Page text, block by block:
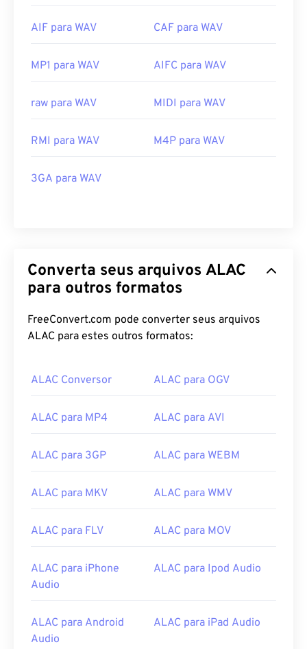
00 00 00
00
00
00
00
00 00 00
00
00
00
00
AIF para WAV CAF para WAV
MP1 para WAV AIFC para WAV
raw para WAV MIDI para WAV
RMI para WAV M4P para WAV
3GA para WAV
Converta seus arquivos ALAC
para outros formatos
FreeConvert.com pode converter seus arquivos
ALAC para estes outros formatos:
ALAC Conversor ALAC para OGV
ALAC para MP4 ALAC para AVI
ALAC para 3GP ALAC para WEBM
ALAC para MKV ALAC para WMV
ALAC para FLV ALAC para MOV
ALAC para iPhone
Audio
ALAC para Ipod Audio
ALAC para Android
Audio
ALAC para iPad Audio